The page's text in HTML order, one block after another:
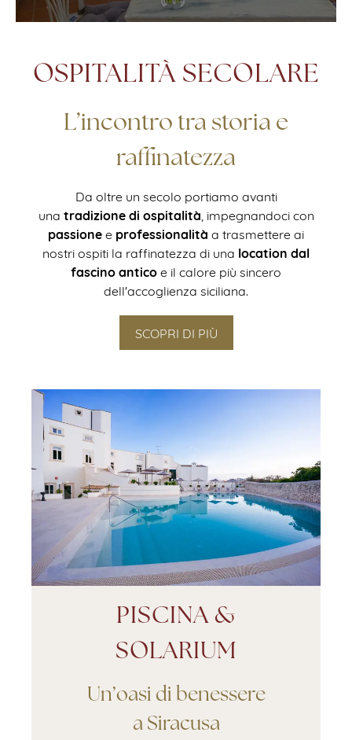
OSPITALITÀ SECOLARE
L’incontro tra storia e
raffinatezza
Da oltre un secolo portiamo avanti
una tradizionedi ospitalità , impegnandoci con
passionee professionalità a trasmettere ai
nostri ospiti la raffinatezza di una location dal
fascino anticoe il calore più sincero
dell'accoglienza siciliana.
SCOPRI DI PIÙ
PISCINA &
SOLARIUM
Un’oasi di benessere
a Siracusa